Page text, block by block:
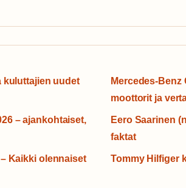
kuluttajien uudet
Mercedes-Benz
moottorit ja
– ajankohtaiset,
Eero Saarinen
faktat
Kaikki olennaiset
Tommy Hilfiger